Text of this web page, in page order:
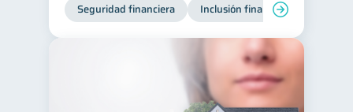
Seguridad financiera Inclusión financiera